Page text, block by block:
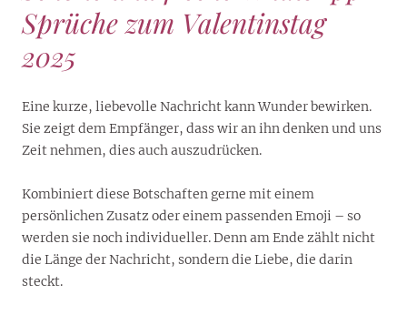
Sprüche zum Valentinstag
2025
Eine kurze, liebevolle Nachricht kann Wunder bewirken.
Sie zeigt dem Empfänger, dass wir an ihn denken und uns
Zeit nehmen, dies auch auszudrücken.
Kombiniert diese Botschaften gerne mit einem
persönlichen Zusatz oder einem passenden Emoji – so
werden sie noch individueller. Denn am Ende zählt nicht
die Länge der Nachricht, sondern die Liebe, die darin
steckt.